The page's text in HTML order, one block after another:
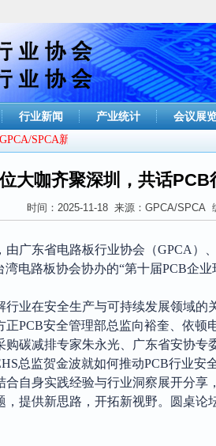
行业新闻 产业统计 会议展
SPCA新年贺词
大咖齐聚深圳，共话
时间：2025-11-18 来源：GPCA/SPCA
由广东省电路板行业协会（GPCA）、
湾电路板协会协办的“第十届PCB企业
行业在安全生产与可持续发展领域
正PCB安全管理部总监向裕奎、依顿
购碳减排专家朱永光、广东省安协
总监贺金波就如何推动PCB行业
合自身实践经验与行业洞察展开分享
提供新思路，开拓新视野。
圆桌论